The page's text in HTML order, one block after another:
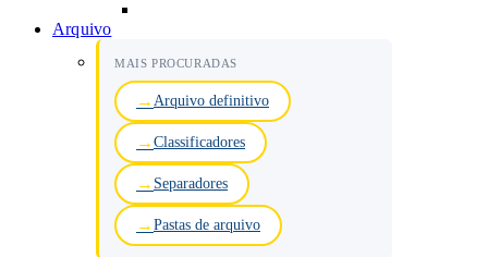
Arquivo
MAIS PROCURADAS
Arquivo definitivo
Classificadores
Separadores
Pastas de arquivo